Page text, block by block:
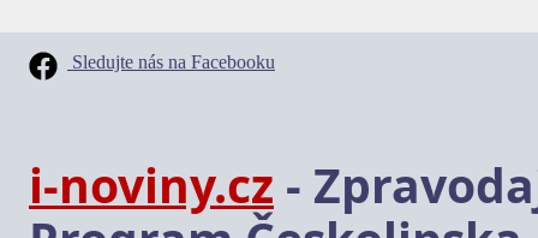
Sledujte nás na Facebooku
i-noviny.cz -